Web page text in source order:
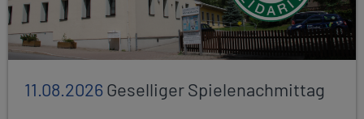
11.08.2026Geselliger Spielenachmittag